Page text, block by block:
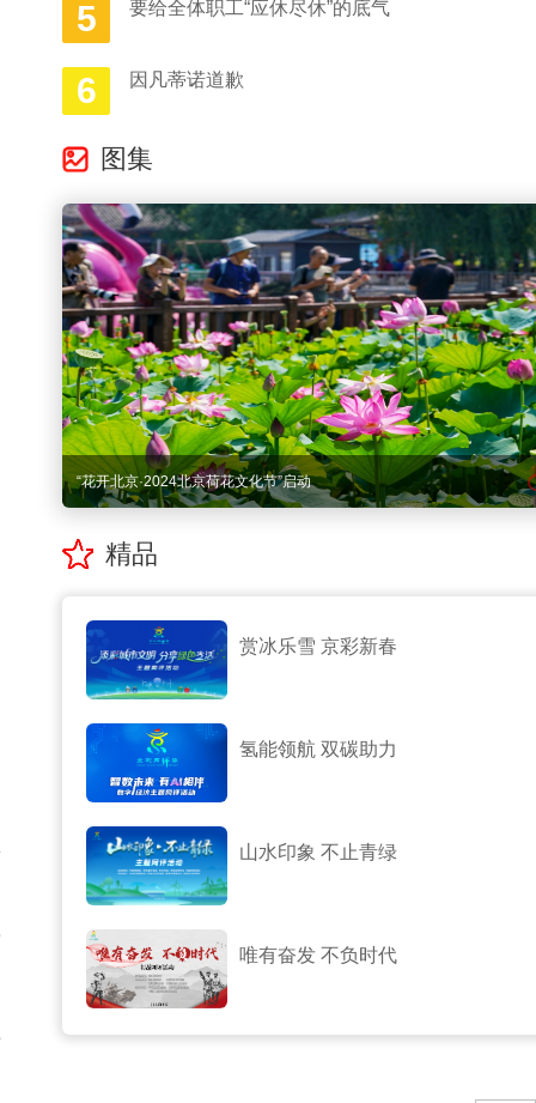
5 要给全体职工“应休尽休”的底气
6 因凡蒂诺道歉
图集
全球数字经济大会在国家会议中心开幕
精品
赏冰乐雪 京彩新春
氢能领航 双碳助力
山水印象 不止青绿
唯有奋发 不负时代